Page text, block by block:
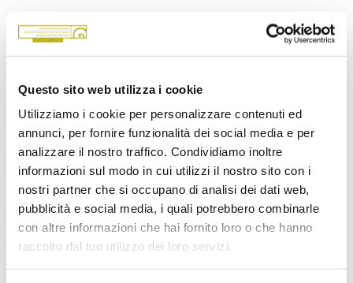
Questo sito web utilizza i cookie
Utilizziamo i cookie per personalizzare contenuti ed
annunci, per fornire funzionalità dei social media e per
analizzare il nostro traffico. Condividiamo inoltre
informazioni sul modo in cui utilizzi il nostro sito con i
nostri partner che si occupano di analisi dei dati web,
pubblicità e social media, i quali potrebbero combinarle
con altre informazioni che hai fornito loro o che hanno
raccolto dal tuo utilizzo dei loro servizi.
La macchina fotografica come strumento, la natura come
inesauribile fonte d’ispirazione: da quasi quarant’anni il Fotoclub
Gais cattura momenti speciali – dal dettaglio di un fiore alla vastità
Nella nuova mostra al Museo di Scienze Naturali dell’Alto Adige, i
membri di questo storico circolo fotografico della Val Pusteria
presentano una selezione di immagini suggestive. Un invito a
guardare la natura da prospettive diverse – come gioco artistico di
luce e forma, ma anche come silenzioso richiamo alla necessità di
proteggere i nostri ambienti vitali.
L’esposizione fa parte dell’Open Call Fotografia, con cui il museo
ha dato spazio a voci e sguardi originali di fotografe e fotografi
Gais conclude questa prima serie – in attesa di una nuova chiamata